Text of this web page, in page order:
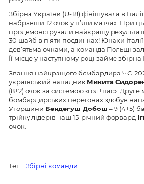
Збірна України (U-18) фінішувала в
набравши 12 очок у п’яти матчах. При
продемонстрували найкращу
30 шайб в п’яти поєдинках! Юнаки Італії
дев’ятьма очками, а команда Польщі
Її місце у наступному році займе збірна
Звання найкращого бомбардира ЧС-
український нападник Микита
(8+2) очок за системою «гол+пас». Друге
бомбардирських перегонах здобув
Угорщини Бендегуш Добош – 9 (4+5)
трійку лідерів наш 15-річний форвард
очок.
Тег: Збірні команди